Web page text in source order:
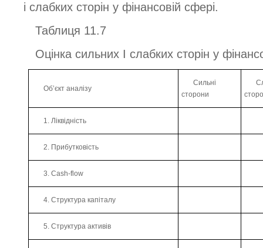
і слабких сторін у фінансовій сфері.
Таблиця 11.7
Оцінка сильних І слабких сторін у
Об’єкт аналізу
Сильні
сторони
1. Ліквідність
2. Прибутковість
3. Cash-flow
4. Структура капіталу
5. Структура активів